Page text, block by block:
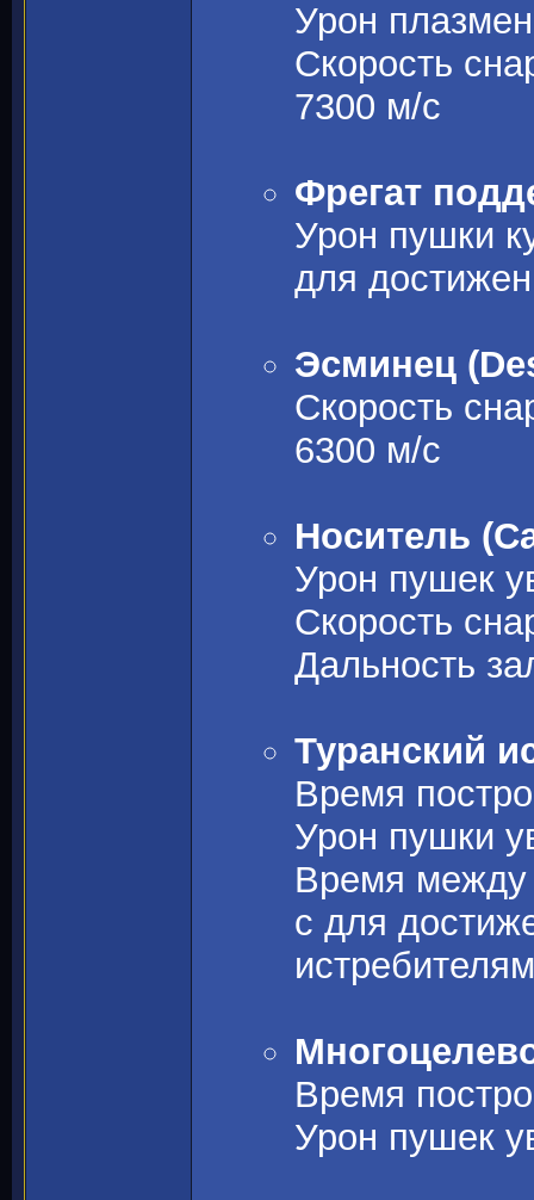
Урон
Скорость
7300 м/с
Фрегат
Урон пушки
для
Эсминец
Скорость
6300 м/с
Носитель
Урон пушек
Скорость
Дальность
Туранский
Время
Урон пушки
Время между
с для
Время
Урон пушек